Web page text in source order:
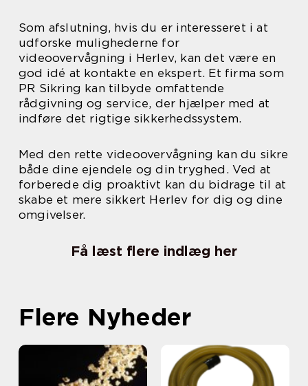
Som afslutning, hvis du er interesseret i at
udforske mulighederne for
videoovervågning i Herlev, kan det være en
god idé at kontakte en ekspert. Et firma som
PR Sikring kan tilbyde omfattende
rådgivning og service, der hjælper med at
indføre det rigtige sikkerhedssystem.
Med den rette videoovervågning kan du sikre
både dine ejendele og din tryghed. Ved at
forberede dig proaktivt kan du bidrage til at
skabe et mere sikkert Herlev for dig og dine
omgivelser.
Få læst flere indlæg her
Flere Nyheder